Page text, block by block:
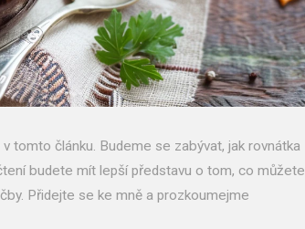
tomto článku. Budeme se zabývat, jak rovnátka
budete mít lepší představu o tom, co můžete
Přidejte se ke mně a prozkoumejme